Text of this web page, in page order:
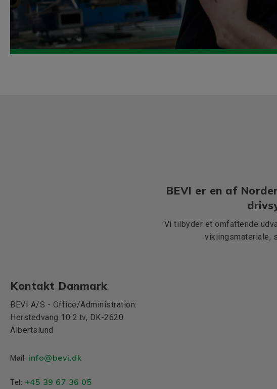
BEVI er en af
Vi tilbyder et omfattende
viklingsmateriale,
Kontakt Danmark
BEVI A/S - Office/Administration:
Herstedvang 10 2.tv, DK-2620
Albertslund
Mail: info@bevi.dk
Tel: +45 39 67 36 05